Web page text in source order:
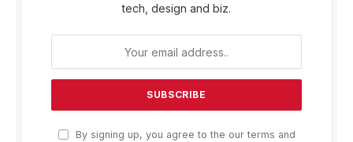
tech, design and biz.
By signing up, you agree to the our terms and